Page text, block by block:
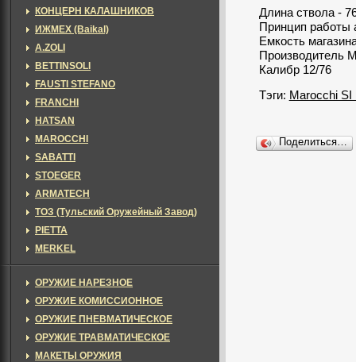
Длина ствола -
Принцип работы
Емкость
Производитель
Калибр 12/76
Тэги: Marocchi SI
Поделиться…
КОНЦЕРН КАЛАШНИКОВ
ИЖМЕХ (Baikal)
A.ZOLI
BETTINSOLI
FAUSTI STEFANO
FRANCHI
HATSAN
MAROCCHI
SABATTI
STOEGER
ARMATECH
ТОЗ (Тульский Оружейный Завод)
PIETTA
MERKEL
ОРУЖИЕ НАРЕЗНОЕ
ОРУЖИЕ КОМИССИОННОЕ
ОРУЖИЕ ПНЕВМАТИЧЕСКОЕ
ОРУЖИЕ ТРАВМАТИЧЕСКОЕ
МАКЕТЫ ОРУЖИЯ